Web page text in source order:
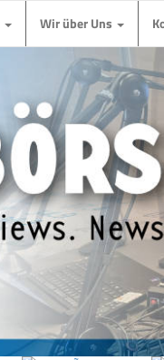
Wir über Uns